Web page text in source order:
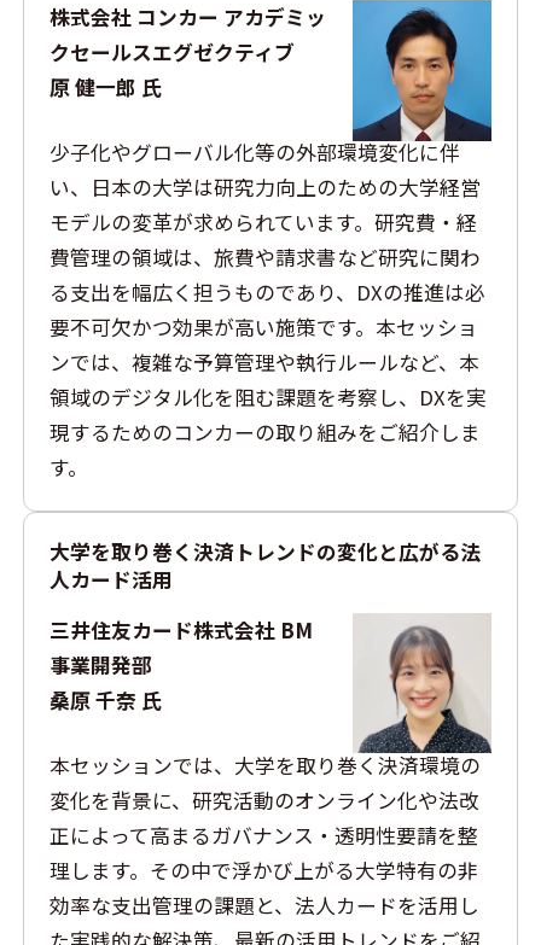
株式会社 コンカー アカデミッ
クセールスエグゼクティブ
原 健一郎 氏
少子化やグローバル化等の外部環境変化に伴
い、日本の大学は研究力向上のための大学経営
モデルの変革が求められています。研究費・経
費管理の領域は、旅費や請求書など研究に関わ
る支出を幅広く担うものであり、DXの推進は必
要不可欠かつ効果が高い施策です。本セッショ
ンでは、複雑な予算管理や執行ルールなど、本
領域のデジタル化を阻む課題を考察し、DXを実
現するためのコンカーの取り組みをご紹介しま
す。
大学を取り巻く決済トレンドの変化と広がる法
人カード活用
三井住友カード株式会社 BM
事業開発部
桑原 千奈 氏
本セッションでは、大学を取り巻く決済環境の
変化を背景に、研究活動のオンライン化や法改
正によって高まるガバナンス・透明性要請を整
理します。その中で浮かび上がる大学特有の非
効率な支出管理の課題と、法人カードを活用し